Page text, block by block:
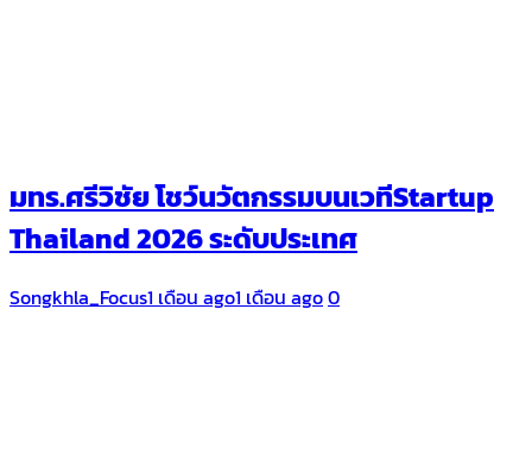
มทร.ศรีวิชัย โชว์นวัตกรรมบนเวทีStartup
Thailand 2026 ระดับประเทศ
Songkhla_Focus1 เดือน ago1 เดือน ago0